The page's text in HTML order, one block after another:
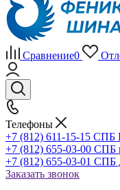
Сравнение0
Телефоны
+7 (812) 611-15-15 СПБ
+7 (812) 655-03-00 СПБ
+7 (812) 655-03-01 СПБ
Заказать звонок